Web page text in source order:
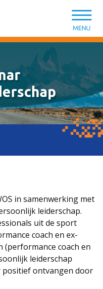
MENU
in samenwerking met
leiderschap.
uit de sport
coach en ex-
coach en
leiderschap
positief ontvangen door
Sport
in de Sport